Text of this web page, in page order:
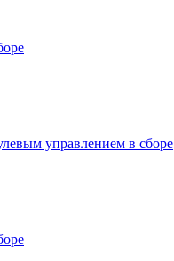
управлением в сборе